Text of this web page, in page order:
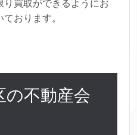
り買取ができるようにお
おります。
の不動産会